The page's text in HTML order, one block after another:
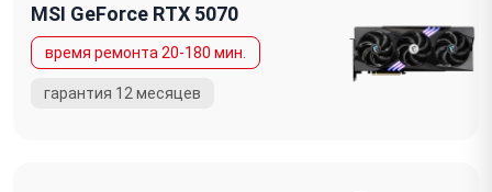
MSI GeForce RTX 5070